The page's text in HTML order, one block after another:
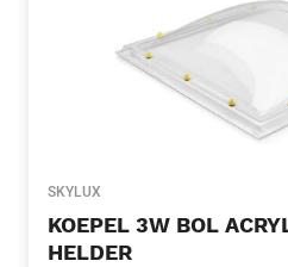
SKYLUX
KOEPEL 3W BOL
HELDER